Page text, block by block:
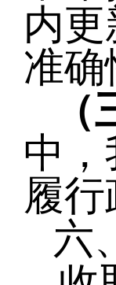
内
准确
中
履
六